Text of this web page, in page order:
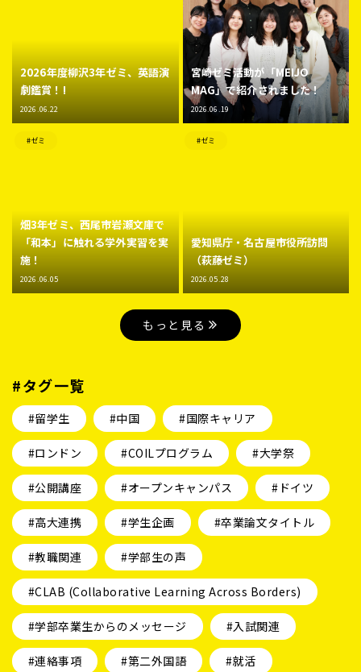
2026年度柳沢3年ゼミ、英語演
劇鑑賞！!
2026.06.22
宮崎ゼミ活動が「MEIJO
MAG」で紹介されました！
2026.06.19
畑3年ゼミ、西尾市岩瀬文庫で
「和本」に触れる学外実習を実
施！
2026.06.05
#ゼミ
愛知県庁・名古屋市役所訪問
（萩藤ゼミ）
2026.05.28
#ゼミ
もっと見る
#タグ一覧
#留学生 #中国 #国際キャリア
#ロンドン #COILプログラム #大学祭
#公開講座 #オープンキャンパス #ドイツ
#高大連携 #学生企画 #卒業論文タイトル
#教職関連 #学部生の声
#CLAB (Collaborative Learning Across Borders)
#学部卒業生からのメッセージ #入試関連
#連絡事項 #第二外国語 #就活